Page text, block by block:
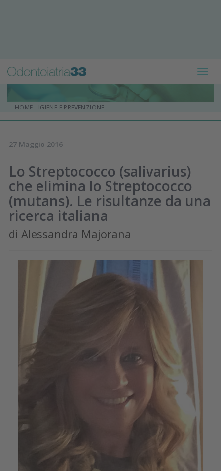
HOME - IGIENE E PREVENZIONE
27 Maggio 2016
Lo Streptococco (salivarius)
che elimina lo Streptococco
(mutans). Le risultanze da una
ricerca italiana
di Alessandra Majorana